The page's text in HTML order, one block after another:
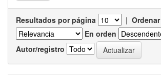
Resultados por página |
En orden
Autor/registro